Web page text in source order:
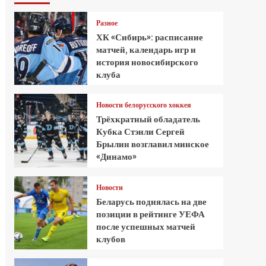
Разное
ХК «Сибирь»: расписание
матчей, календарь игр и
история новосибирского
клуба
Новости белорусского хоккея
Трёхкратный обладатель
Кубка Стэнли Сергей
Брылин возглавил минское
«Динамо»
Новости
Беларусь поднялась на две
позиции в рейтинге УЕФА
после успешных матчей
клубов